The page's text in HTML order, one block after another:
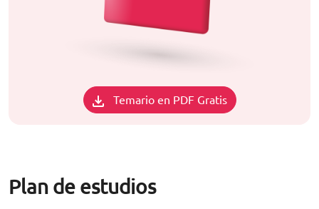
Temario en PDF Gratis
Plan de estudios